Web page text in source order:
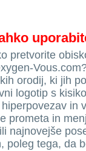
pretvorite
orodij, ki jih
logotip s
in
prometa in
najnovejše
poleg tega, da